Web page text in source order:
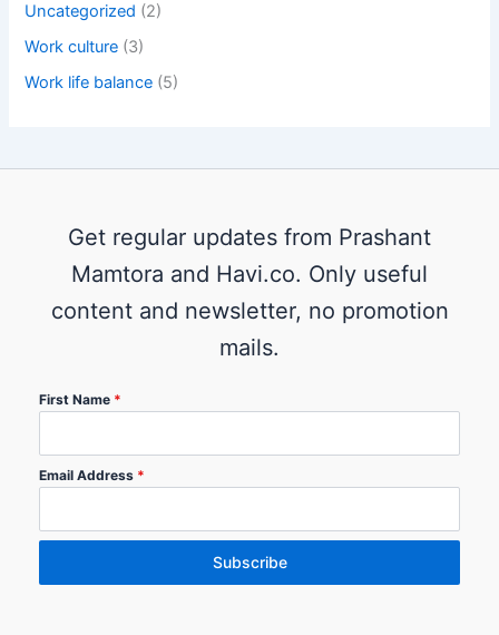
Uncategorized (2)
Work culture (3)
Work life balance (5)
Get regular updates from Prashant
Mamtora and Havi.co. Only useful
content and newsletter, no promotion
mails.
First Name *
Email Address *
Subscribe